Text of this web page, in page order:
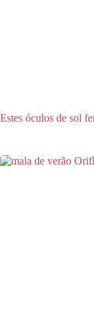
Estes óculos de sol